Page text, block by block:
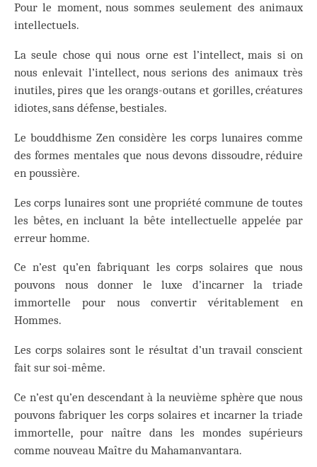
Pour le moment, nous sommes seulement des animaux
intellectuels.
La seule chose qui nous orne est l’intellect, mais si on
nous enlevait l’intellect, nous serions des animaux très
inutiles, pires que les orangs-outans et gorilles, créatures
idiotes, sans défense, bestiales.
Le bouddhisme Zen considère les corps lunaires comme
des formes mentales que nous devons dissoudre, réduire
en poussière.
Les corps lunaires sont une propriété commune de toutes
les bêtes, en incluant la bête intellectuelle appelée par
erreur homme.
Ce n’est qu’en fabriquant les corps solaires que nous
pouvons nous donner le luxe d’incarner la triade
immortelle pour nous convertir véritablement en
Hommes.
Les corps solaires sont le résultat d’un travail conscient
fait sur soi-même.
Ce n’est qu’en descendant à la neuvième sphère que nous
pouvons fabriquer les corps solaires et incarner la triade
immortelle, pour naître dans les mondes supérieurs
comme nouveau Maître du Mahamanvantara.